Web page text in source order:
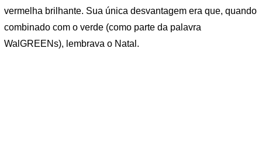
vermelha brilhante. Sua única desvantagem era que, quando
combinado com o verde (como parte da palavra
WalGREENs), lembrava o Natal.